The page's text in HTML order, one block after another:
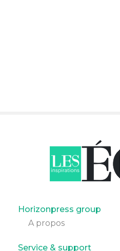
Pied
Horizonpress group
A propos
Service & support